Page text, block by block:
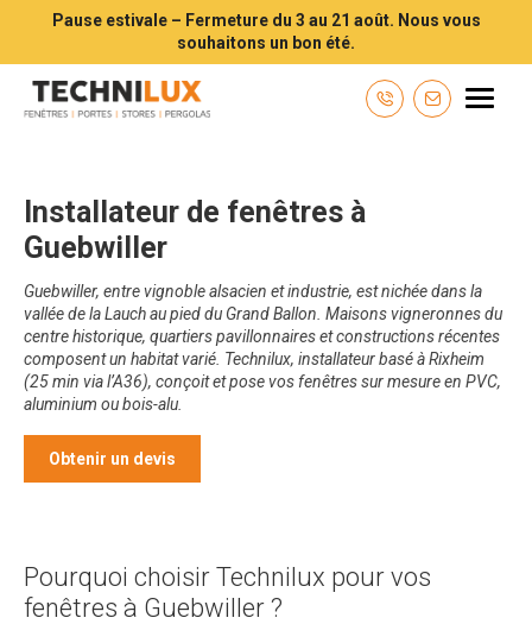
Pause estivale – Fermeture du 3 au 21 août. Nous vous
souhaitons un bon été.
Technilux TECHNILUX votre installateur de fenêtres, volets, portes
Contactez-
Menu
Installateur de fenêtres à
Guebwiller
Guebwiller, entre vignoble alsacien et industrie, est nichée dans la
vallée de la Lauch au pied du Grand Ballon. Maisons vigneronnes du
centre historique, quartiers pavillonnaires et constructions récentes
composent un habitat varié. Technilux, installateur basé à Rixheim
(25 min via l’A36), conçoit et pose vos fenêtres sur mesure en PVC,
aluminium ou bois-alu.
Obtenir un devis
Pourquoi choisir Technilux pour vos
fenêtres à Guebwiller ?